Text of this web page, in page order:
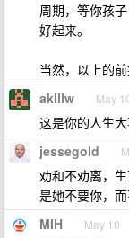
周期，等你孩
好起来。
当然，以上的
aklllw May
这是你的人生
jessegold
劝和不劝离，
是她不要你，
MIH May 10